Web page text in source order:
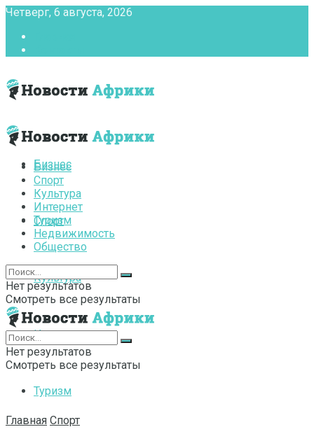
Четверг, 6 августа, 2026
Бизнес
Спорт
Культура
Интернет
Туризм
Бизнес
Спорт
Культура
Интернет
Туризм
Недвижимость
Общество
Нет результатов
Смотреть все результаты
Нет результатов
Смотреть все результаты
Главная Спорт